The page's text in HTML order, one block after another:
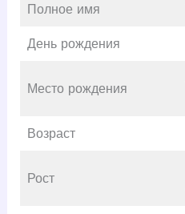
Полное имя
День рождения
Место рождения
Возраст
Рост